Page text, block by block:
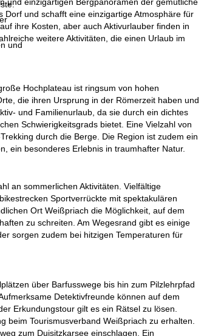
und
und schafft eine einzigartige Atmosphäre für
ihre Kosten, aber auch Aktivurlauber finden in
weitere Aktivitäten, die einen Urlaub im
Hochplateau ist ringsum von hohen
die ihren Ursprung in der Römerzeit haben und
und Familienurlaub, da sie durch ein dichtes
Schwierigkeitsgrads bietet. Eine Vielzahl von
durch die Berge. Die Region ist zudem ein
ein besonderes Erlebnis in traumhafter Natur.
an sommerlichen Aktivitäten. Vielfältige
Sportverrückte mit spektakulären
Ort Weißpriach die Möglichkeit, auf dem
zu schreiten. Am Wegesrand gibt es einige
sorgen zudem bei hitzigen Temperaturen für
über Barfusswege bis hin zum Pilzlehrpfad
Detektivfreunde können auf dem
Erkundungstour gilt es ein Rätsel zu lösen.
beim Tourismusverband Weißpriach zu erhalten.
zum Duisitzkarsee einschlagen. Ein